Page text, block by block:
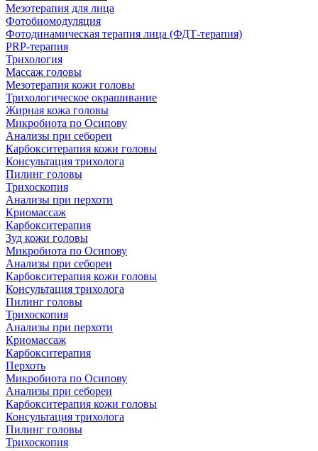
Мезотерапия для лица
Фотобиомодуляция
Фотодинамическая терапия лица (ФДТ-терапия)
PRP-терапия
Трихология
Массаж головы
Мезотерапия кожи головы
Трихологическое окрашивание
Жирная кожа головы
Микробиота по Осипову
Анализы при себореи
Карбокситерапия кожи головы
Консультация трихолога
Пилинг головы
Трихоскопия
Анализы при перхоти
Криомассаж
Карбокситерапия
Зуд кожи головы
Микробиота по Осипову
Анализы при себореи
Карбокситерапия кожи головы
Консультация трихолога
Пилинг головы
Трихоскопия
Анализы при перхоти
Криомассаж
Карбокситерапия
Перхоть
Микробиота по Осипову
Анализы при себореи
Карбокситерапия кожи головы
Консультация трихолога
Пилинг головы
Трихоскопия